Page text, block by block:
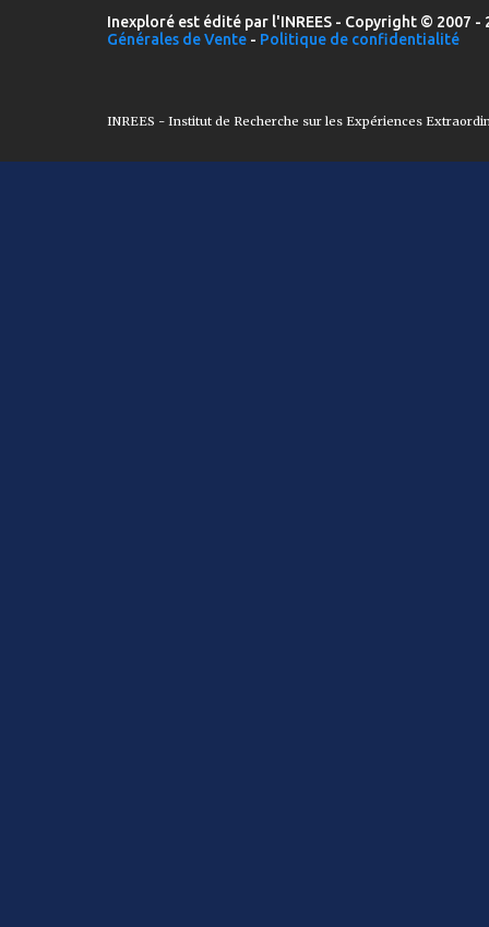
Inexploré est édité par l'INREES - Copyright © 2007
Générales de Vente - Politique de confidentialité
INREES - Institut de Recherche sur les Expériences